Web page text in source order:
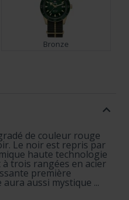
Bronze
Set
Set
Set
Set
de couleur rouge
Le noir est repris par
haute technologie
trois rangées en acier
première
aussi mystique ...